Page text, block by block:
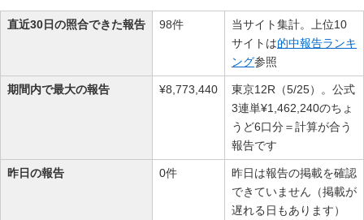
直近30日の照合できた報告 98件
当サイト集計。上位10
サイトは的中報告ランキ
ング参照
期間内で最大の報告 ¥8,773,440
東京12R（5/25）。公式
3連単¥1,462,240のちょ
うど6口分＝計算が合う
報告です
昨日の報告 0件
昨日は報告の掲載を確認
できていません（掲載が
遅れる日もあります）